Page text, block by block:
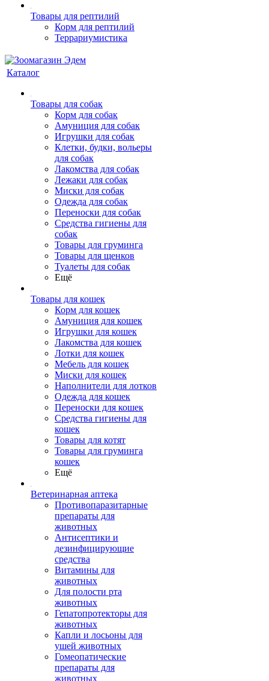
Товары для рептилий
Корм для рептилий
Террариумистика
Каталог
Товары для собак
Корм для собак
Амуниция для собак
Игрушки для собак
Клетки, будки, вольеры
для собак
Лакомства для собак
Лежаки для собак
Миски для собак
Одежда для собак
Переноски для собак
Средства гигиены для
собак
Товары для груминга
Товары для щенков
Туалеты для собак
Ещё
Товары для кошек
Корм для кошек
Амуниция для кошек
Игрушки для кошек
Лакомства для кошек
Лотки для кошек
Мебель для кошек
Миски для кошек
Наполнители для лотков
Одежда для кошек
Переноски для кошек
Средства гигиены для
кошек
Товары для котят
Товары для груминга
кошек
Ещё
Ветеринарная аптека
Противопаразитарные
препараты для
животных
Антисептики и
дезинфицирующие
средства
Витамины для
животных
Для полости рта
животных
Гепатопротекторы для
животных
Капли и лосьоны для
ушей животных
Гомеопатические
препараты для
животных